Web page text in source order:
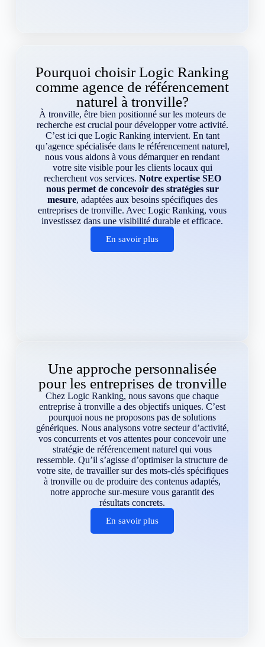
Pourquoi choisir Logic Ranking
comme agence de référencement
naturel à tronville?
À tronville, être bien positionné sur les moteurs de
recherche est crucial pour développer votre activité.
C’est ici que Logic Ranking intervient. En tant
qu’agence spécialisée dans le référencement naturel,
nous vous aidons à vous démarquer en rendant
votre site visible pour les clients locaux qui
recherchent vos services. Notre expertise SEO
nous permet de concevoir des stratégies sur
mesure, adaptées aux besoins spécifiques des
entreprises de tronville. Avec Logic Ranking, vous
investissez dans une visibilité durable et efficace.
En savoir plus
Une approche personnalisée
pour les entreprises de tronville
Chez Logic Ranking, nous savons que chaque
entreprise à tronville a des objectifs uniques. C’est
pourquoi nous ne proposons pas de solutions
génériques. Nous analysons votre secteur d’activité,
vos concurrents et vos attentes pour concevoir une
stratégie de référencement naturel qui vous
ressemble. Qu’il s’agisse d’optimiser la structure de
votre site, de travailler sur des mots-clés spécifiques
à tronville ou de produire des contenus adaptés,
notre approche sur-mesure vous garantit des
résultats concrets.
En savoir plus